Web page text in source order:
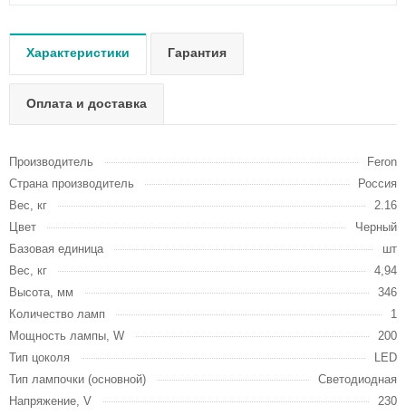
Характеристики Гарантия
Оплата и доставка
Производитель
Feron
Страна производитель
Россия
Вес, кг
2.16
Цвет
Черный
Базовая единица
шт
Вес, кг
4,94
Высота, мм
346
Количество ламп
1
Мощность лампы, W
200
Тип цоколя
LED
Тип лампочки (основной)
Светодиодная
Напряжение, V
230